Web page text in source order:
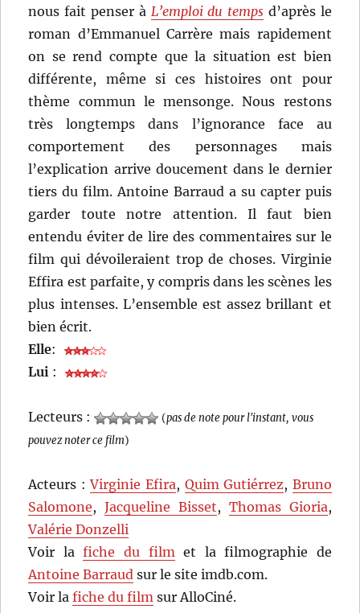
nous fait penser à L’emploi du temps d’après le
roman d’Emmanuel Carrère mais rapidement
on se rend compte que la situation est bien
différente, même si ces histoires ont pour
thème commun le mensonge. Nous restons
très longtemps dans l’ignorance face au
comportement des personnages mais
l’explication arrive doucement dans le dernier
tiers du film. Antoine Barraud a su capter puis
garder toute notre attention. Il faut bien
entendu éviter de lire des commentaires sur le
film qui dévoileraient trop de choses. Virginie
Effira est parfaite, y compris dans les scènes les
plus intenses. L’ensemble est assez brillant et
bien écrit.
Elle:
Lui :
Lecteurs : (pas de note pour l'instant, vous
pouvez noter ce film)
Acteurs :Virginie Efira, Quim Gutiérrez, Bruno
Salomone,Jacqueline Bisset, Thomas Gioria,
Valérie Donzelli
Voir lafiche du filmet la filmographie de
Antoine Barraud sur le site imdb.com.
Voir lafiche du film sur AlloCiné.